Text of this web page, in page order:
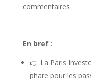
commentaires
En bref:
👉 La Paris
phare pour les